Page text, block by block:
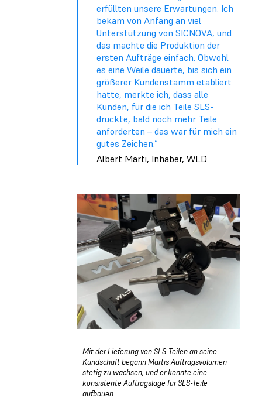
erfüllten unsere Erwartungen. Ich
bekam von Anfang an viel
Unterstützung von SICNOVA, und
das machte die Produktion der
ersten Aufträge einfach. Obwohl
es eine Weile dauerte, bis sich ein
größerer Kundenstamm etabliert
hatte, merkte ich, dass alle
Kunden, für die ich Teile SLS-
druckte, bald noch mehr Teile
anforderten – das war für mich ein
gutes Zeichen.“
Albert Marti, Inhaber, WLD
Mit der Lieferung von SLS-Teilen an seine
Kundschaft begann Martis Auftragsvolumen
stetig zu wachsen, und er konnte eine
konsistente Auftragslage für SLS-Teile
aufbauen.